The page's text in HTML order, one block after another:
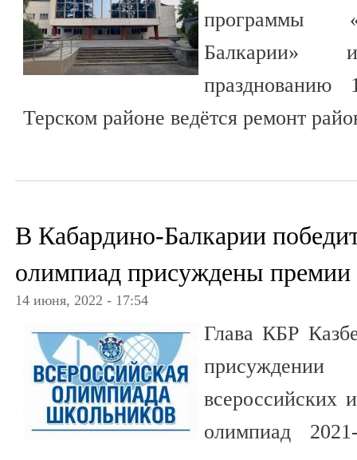
программы
Балкарии»
празднованию
Терском районе ведётся ремонт
В Кабардино-Балкарии
олимпиад присуждены премии
14 июня, 2022 - 17:54
Глава КБР
всероссийских
олимпиад